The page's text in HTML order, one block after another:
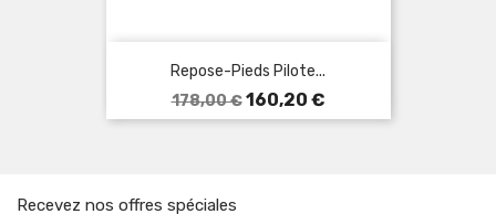
Repose-Pieds Pilote...
Prix
de
178,00 € Prix
160,20 €
Recevez nos offres spéciales